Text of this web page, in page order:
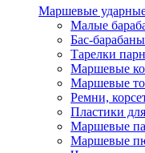
Маршевые
Малые
Бас-
Тарелки
Маршевые
Маршевые
Ремни,
Пластики
Маршевые
Маршевые